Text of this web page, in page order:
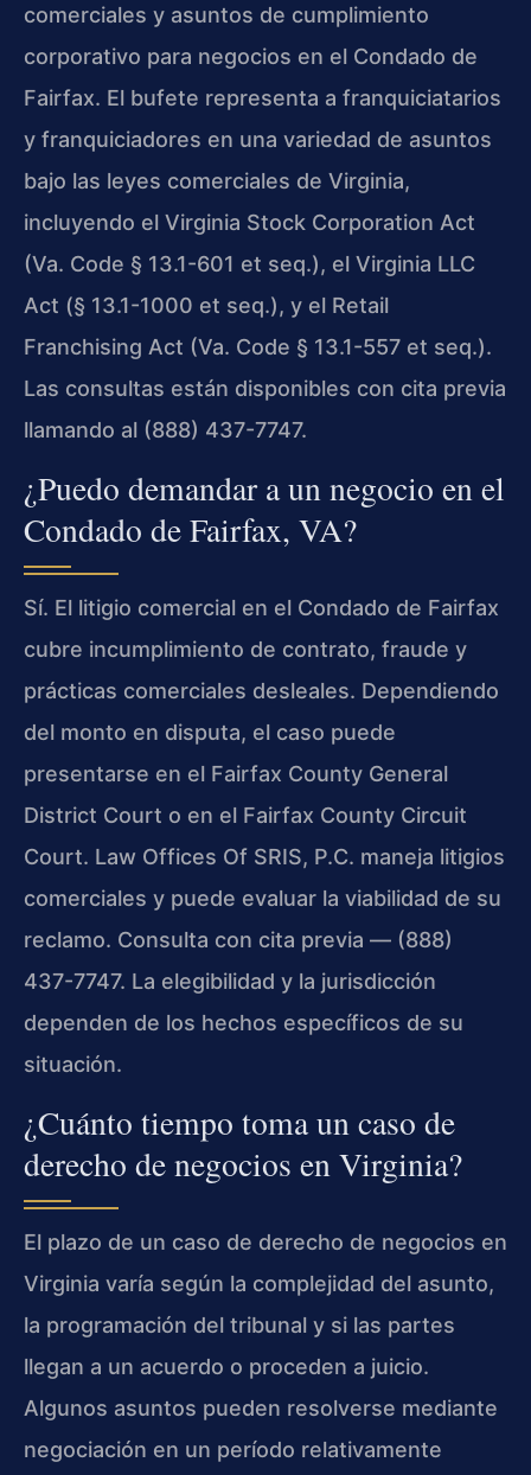
comerciales y asuntos de cumplimiento
corporativo para negocios en el Condado de
Fairfax. El bufete representa a franquiciatarios
y franquiciadores en una variedad de asuntos
bajo las leyes comerciales de Virginia,
incluyendo el Virginia Stock Corporation Act
(Va. Code § 13.1-601 et seq.), el Virginia LLC
Act (§ 13.1-1000 et seq.), y el Retail
Franchising Act (Va. Code § 13.1-557 et seq.).
Las consultas están disponibles con cita previa
llamando al (888) 437-7747.
¿Puedo demandar a un negocio en el
Condado de Fairfax, VA?
Sí. El litigio comercial en el Condado de Fairfax
cubre incumplimiento de contrato, fraude y
prácticas comerciales desleales. Dependiendo
del monto en disputa, el caso puede
presentarse en el Fairfax County General
District Court o en el Fairfax County Circuit
Court. Law Offices Of SRIS, P.C. maneja litigios
comerciales y puede evaluar la viabilidad de su
reclamo. Consulta con cita previa — (888)
437-7747. La elegibilidad y la jurisdicción
dependen de los hechos específicos de su
situación.
¿Cuánto tiempo toma un caso de
derecho de negocios en Virginia?
El plazo de un caso de derecho de negocios en
Virginia varía según la complejidad del asunto,
la programación del tribunal y si las partes
llegan a un acuerdo o proceden a juicio.
Algunos asuntos pueden resolverse mediante
negociación en un período relativamente